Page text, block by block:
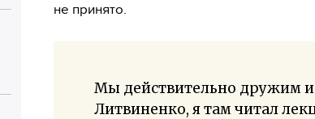
не принято.
Мы действительно дружим
Литвиненко, я там читал